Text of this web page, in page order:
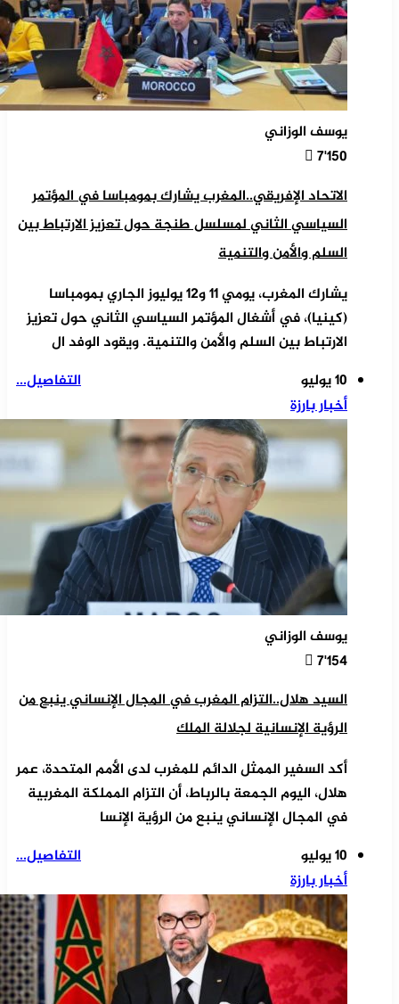
يوسف الوزاني
7٬150
الاتحاد الإفريقي..المغرب يشارك بمومباسا في المؤتمر
السياسي الثاني لمسلسل طنجة حول تعزيز الارتباط بين
السلم والأمن والتنمية
يشارك المغرب، يومي 11 و12 يوليوز الجاري بمومباسا
(كينيا)، في أشغال المؤتمر السياسي الثاني حول تعزيز
الارتباط بين السلم والأمن والتنمية. ويقود الوفد ال
التفاصيل...
10 يوليو
أخبار بارزة
يوسف الوزاني
7٬154
السيد هلال..التزام المغرب في المجال الإنساني ينبع من
الرؤية الإنسانية لجلالة الملك
أكد السفير الممثل الدائم للمغرب لدى الأمم المتحدة، عمر
هلال، اليوم الجمعة بالرباط، أن التزام المملكة المغربية
في المجال الإنساني ينبع من الرؤية الإنسا
التفاصيل...
10 يوليو
أخبار بارزة